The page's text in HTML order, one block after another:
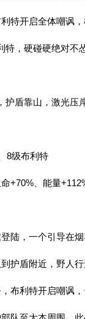
利特开启全体嘲讽
特，硬碰硬绝对不
护盾靠山，激光压
8级布利特
+70%、能量
登陆，一个引导在
到护盾附近，野人
，布利特开启嘲讽